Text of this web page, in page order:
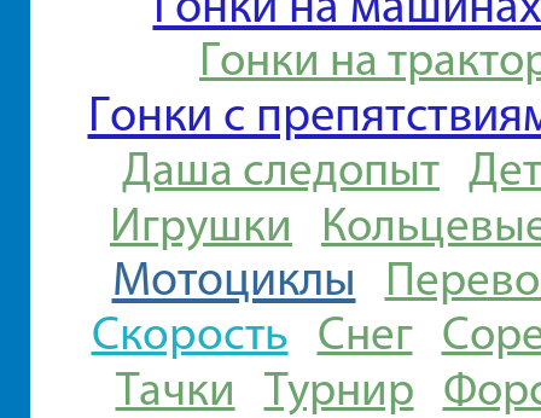
Гонки на
Гонки с
Даша следопыт
Игрушки
Мотоциклы
Скорость Снег
Тачки Турнир